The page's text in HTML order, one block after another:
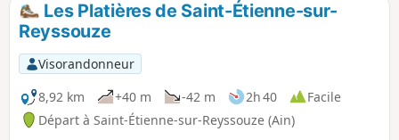
p
Les Platières de Saint-Étienne-sur-
Reyssouze
Visorandonneur
8,92 km
+40 m -42 m 2h 40
Facile
Départ à Saint-Étienne-sur-Reyssouze (Ain)